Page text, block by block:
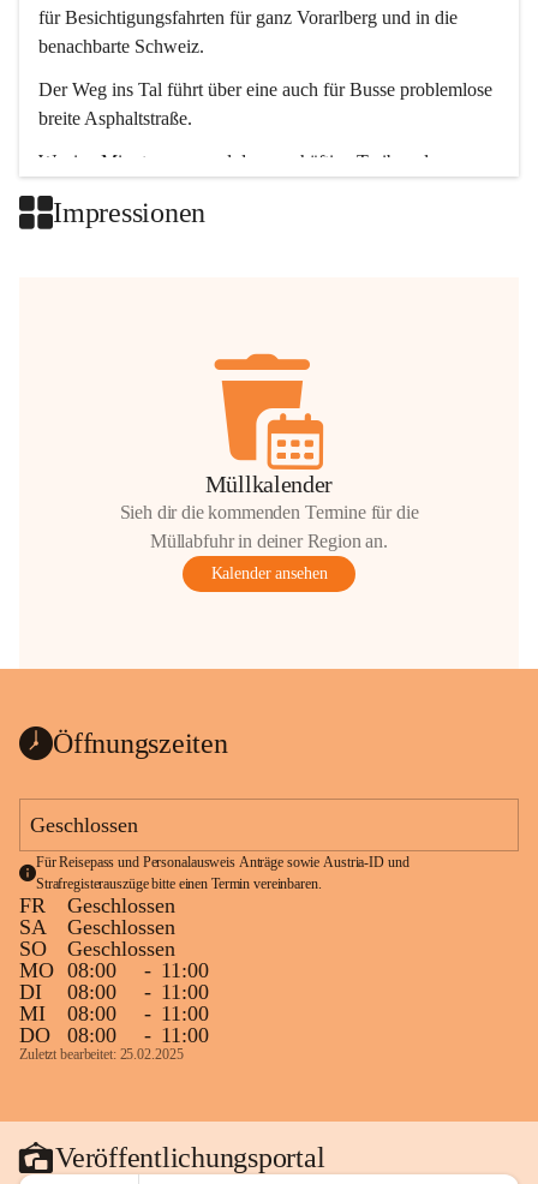
für Besichtigungsfahrten für ganz Vorarlberg und in die
benachbarte Schweiz.
Der Weg ins Tal führt über eine auch für Busse problemlose
breite Asphaltstraße.
Wenige Minuten nur, und das geschäftige Treiben der
Impressionen
Müllkalender
Sieh dir die kommenden Termine für die
Müllabfuhr in deiner Region an.
Kalender ansehen
Öffnungszeiten
Geschlossen
Für Reisepass und Personalausweis Anträge sowie Austria-ID und
Strafregisterauszüge bitte einen Termin vereinbaren.
FR
Geschlossen
SA
Geschlossen
SO
Geschlossen
MO 08:00 - 11:00
DI
08:00 - 11:00
MI
08:00 - 11:00
DO
08:00 - 11:00
Zuletzt bearbeitet: 25.02.2025
Veröffentlichungsportal